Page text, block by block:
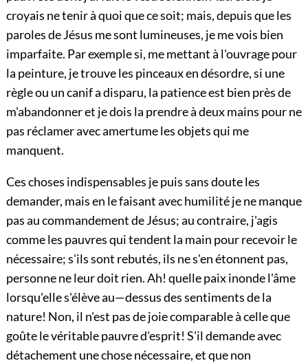
croyais ne tenir à quoi que ce soit; mais, depuis que les
paroles de Jésus me sont lumineuses, je me vois bien
imparfaite. Par exemple si, me mettant à l'ouvrage pour
la peinture, je trouve les pinceaux en désordre, si une
règle ou un canif a disparu, la patience est bien près de
m'abandonner et je dois la prendre à deux mains pour ne
pas réclamer avec amertume les objets qui me
manquent.
Ces choses indispensables je puis sans doute les
demander, mais en le faisant avec humilité je ne manque
pas au commandement de Jésus; au contraire, j'agis
comme les pauvres qui tendent la main pour recevoir le
nécessaire; s'ils sont rebutés, ils ne s'en étonnent pas,
personne ne leur doit rien. Ah! quelle paix inonde l'âme
lorsqu'elle s'élève au—dessus des sentiments de la
nature! Non, il n'est pas de joie comparable à celle que
goûte le véritable pauvre d'esprit! S'il demande avec
détachement une chose nécessaire, et que non